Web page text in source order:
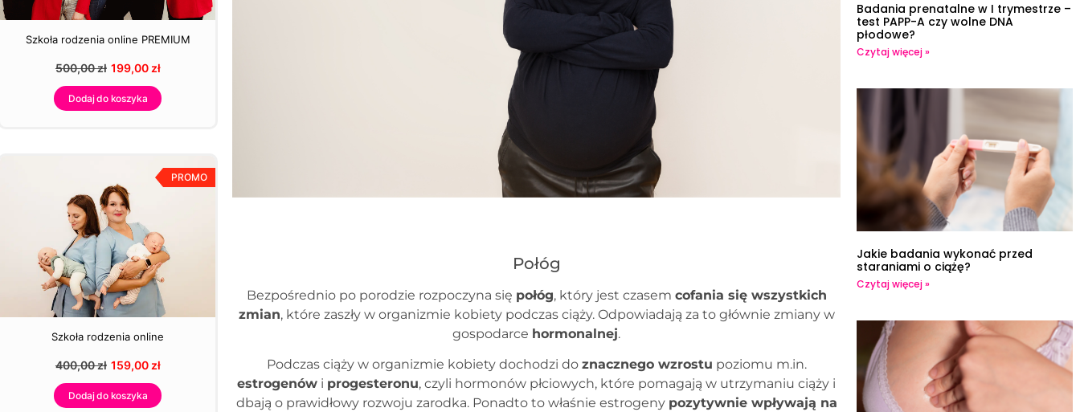
Szkoła rodzenia online PREMIUM
500,00zł 199,00 zł
Dodaj do koszyka
PROMO
Szkoła rodzenia online
400,00zł 159,00 zł
Dodaj do koszyka
Połóg
Bezpośrednio po porodzie rozpoczyna się połóg, który jest czasem cofania się wszystkich
zmian, które zaszły w organizmie kobiety podczas ciąży. Odpowiadają za to głównie zmiany w
gospodarce hormonalnej.
Podczas ciąży w organizmie kobiety dochodzi do znacznego wzrostu poziomu m.in.
estrogenów i progesteronu, czyli hormonów płciowych, które pomagają w utrzymaniu ciąży i
dbają o prawidłowy rozwoju zarodka. Ponadto to właśnie estrogeny pozytywnie wpływają na
Badania prenatalne w I trymestrze –
test PAPP-A czy wolne DNA
płodowe?
Czytaj więcej »
Jakie badania wykonać przed
staraniami o ciążę?
Czytaj więcej »